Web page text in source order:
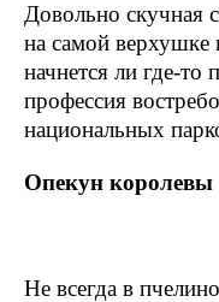
Довольно скучная
на самой верхушке
начнется ли где-то
профессия
национальных
Опекун королевы
Не всегда в